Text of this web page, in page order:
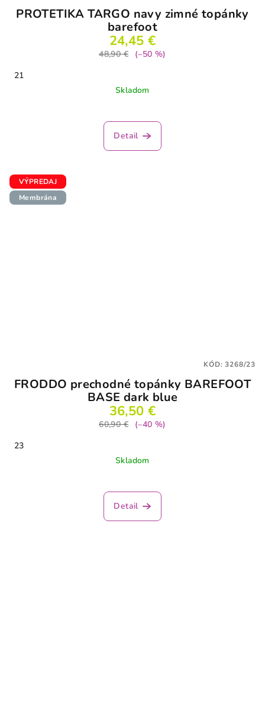
PROTETIKA TARGO navy zimné topánky
barefoot
24,45 €
48,90 €
(–50 %)
21
Skladom
Detail
VÝPREDAJ
Membrána
FRODDO prechodné topánky BAREFOOT
BASE dark blue
36,50 €
60,90 €
(–40 %)
23
Skladom
Detail
KÓD:3268/23